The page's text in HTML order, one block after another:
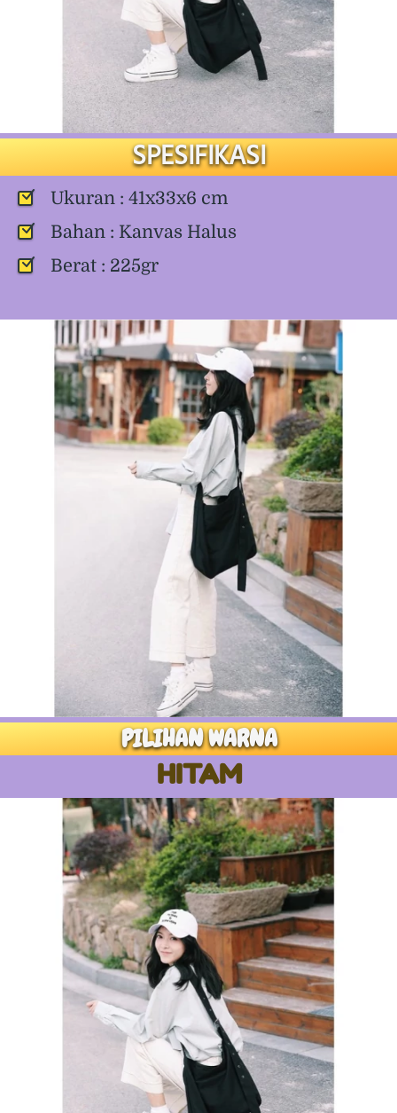
SPESIFIKASI
Ukuran : 41x33x6 cm
Bahan : Kanvas Halus
Berat : 225gr
PILIHAN WARNA
HITAM